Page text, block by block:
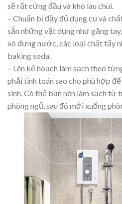
sẽ rất cứng đầu và khó lau chùi.
– Chuẩn bị đầy đủ dụng cụ và
sẵn những vật dụng như găng
xô đựng nước, các loại chất tẩy
baking soda.
– Lên kế hoạch làm sạch theo
phải tính toán sao cho phù hợp
sinh. Có thể bạn nên làm sạch từ
phòng ngủ, sau đó mới xuống